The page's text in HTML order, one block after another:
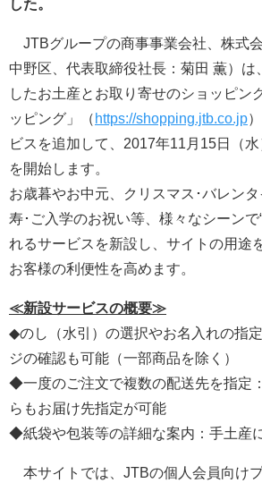
した。
JTBグループの商事事業会社、株式
中野区、代表取締役社長：菊田 薫）は
したお土産とお取り寄せのショッピン
ッピング」（ https://shopping.jtb.co.jp
ビスを追加して、2017年11月15日（
を開始します。
お歳暮やお中元、クリスマス･バレン
寿･ご入学のお祝い等、様々なシーンで
れるサービスを新設し、サイトの用途
お客様の利便性を高めます。
≪新設サービスの概要≫
◆のし（水引）の選択やお名入れの指
ジの確認も可能（一部商品を除く）
◆一度のご注文で複数の配送先を指定
らもお届け先指定が可能
◆紙袋や包装等の詳細な案内：手土産
本サイトでは、JTBの個人会員向け